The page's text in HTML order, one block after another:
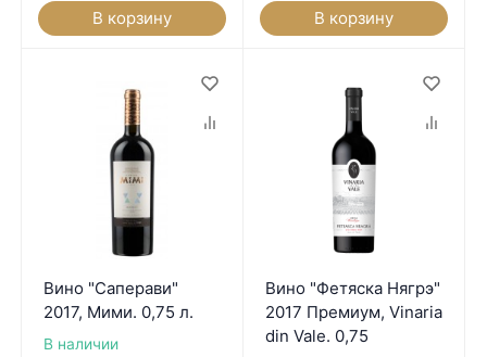
В корзину В корзину
Вино "Саперави"
2017, Мими. 0,75 л.
В наличии
Вино "Фетяска Нягрэ"
2017 Премиум, Vinaria
din Vale. 0,75